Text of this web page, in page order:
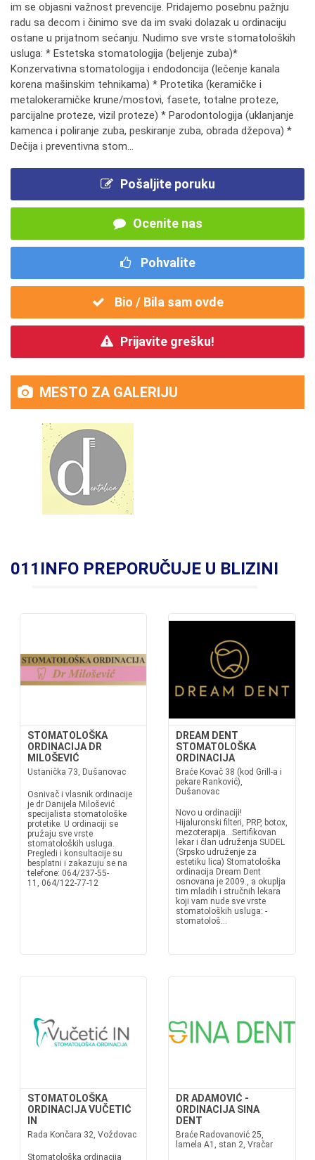
im se objasni važnost prevencije. Pridajemo posebnu pažnju
radu sa decom i činimo sve da im svaki dolazak u ordinaciju
ostane u prijatnom sećanju. Nudimo sve vrste stomatoloških
usluga: * Estetska stomatologija (beljenje zuba)*
Konzervativna stomatologija i endodoncija (lečenje kanala
korena mašinskim tehnikama) * Protetika (keramičke i
metalokeramičke krune/mostovi, fasete, totalne proteze,
parcijalne proteze, vizil proteze) * Parodontologija (uklanjanje
kamenca i poliranje zuba, peskiranje zuba, obrada džepova) *
Dečija i preventivna stom...
Pošaljite poruku
Ocenite nas
Pohvalite
Bio / Bila sam ovde
Prijavite grešku!
MESTO ZA GALERIJU
011INFO PREPORUČUJE U BLIZINI
STOMATOLOŠKA
ORDINACIJA DR
MILOŠEVIĆ
Ustanička 73, Dušanovac
Osnivač i vlasnik ordinacije
je dr Danijela Milošević
specijalista stomatološke
protetike. U ordinaciji se
pružaju sve vrste
stomatoloških usluga.
Pregledi i konsultacije su
besplatni i zakazuju se na
telefone: 064/237-55-
11, 064/122-77-12
DREAM DENT
STOMATOLOŠKA
ORDINACIJA
Braće Kovač 38 (kod Grill-a i
pekare Ranković),
Dušanovac
Novo u ordinaciji!
Hijaluronski filteri, PRP, botox,
mezoterapija...Sertifikovan
lekar i član udruženja SUDEL
(Srpsko udruženje za
estetiku lica) Stomatološka
ordinacija Dream Dent
osnovana je 2009., a okuplja
tim mladih i stručnih lekara
koji vam nude sve vrste
stomatoloških usluga: -
stomatološ...
STOMATOLOŠKA
ORDINACIJA VUČETIĆ
IN
Rada Končara 32, Voždovac
Stomatološka ordinacija
DR ADAMOVIĆ -
ORDINACIJA SINA
DENT
Braće Radovanović 25,
lamela A1, stan 2, Vračar